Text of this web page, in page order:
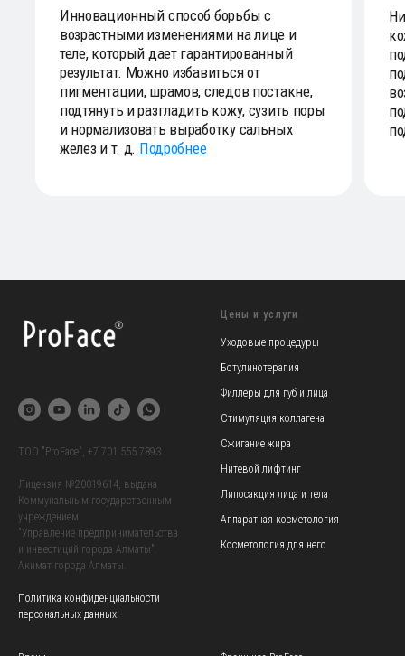
TOO "ProFace", +7 701 555 7893
Лицензия №20019614, выдана
Коммунальным государственным
учреждением
"Управление предпринимательства
и инвестиций города Алматы".
Акимат города Алматы.
Политика конфиденциальности
персональных данных
Цены и услуги
Уходовые процедуры
Ботулинотерапия
Филлеры для губ и лица
Стимуляция коллагена
Сжигание жира
Нитевой лифтинг
Липосакция лица и тела
Аппаратная косметология
Косметология для него